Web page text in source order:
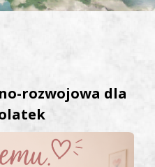
rozwojowa dla